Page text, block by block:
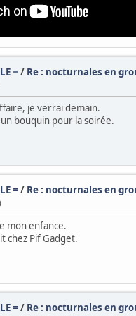
= / Re : nocturnales en
je verrai demain.
bouquin pour la soirée.
= / Re : nocturnales en
mon enfance.
chez Pif Gadget.
= / Re : nocturnales en